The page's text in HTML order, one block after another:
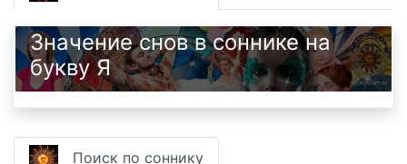
Значение снов в соннике на
букву Я
Поиск по соннику